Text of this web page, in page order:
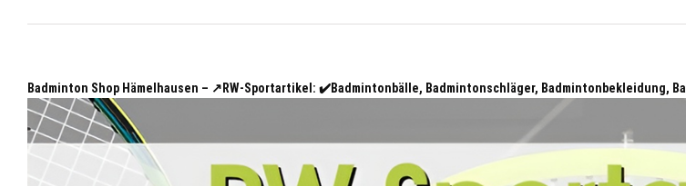
Badminton Shop Hämelhausen – ↗️RW-Sportartikel: ✔️Badmintonbälle, Badmintonschläger, Badmintonbekleidung,